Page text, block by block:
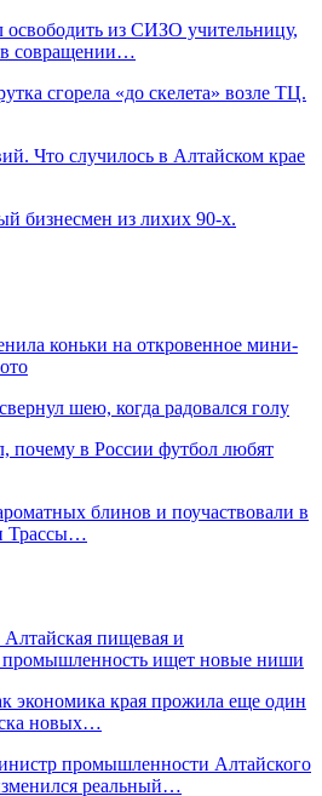
освободить из СИЗО учительницу,
совращении…
сгорела «до скелета» возле ТЦ.
Что случилось в Алтайском крае
бизнесмен из лихих 90-х.
коньки на откровенное мини-
шею, когда радовался голу
почему в России футбол любят
блинов и поучаствовали в
Трассы…
пищевая и
промышленность ищет новые ниши
экономика края прожила еще один
новых…
промышленности Алтайского
реальный…